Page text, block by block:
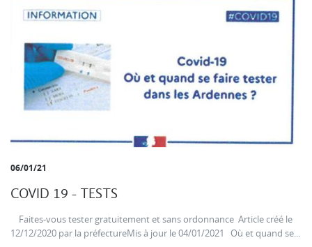
06/01/21
COVID 19 - TESTS
Faites-vous tester gratuitement et sans ordonnance Article créé le
12/12/2020 par la préfectureMis à jour le 04/01/2021 Où et quand se...